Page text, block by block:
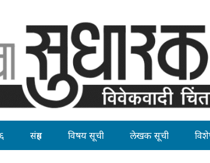
संग्रह विषय सूची लेखक सूची